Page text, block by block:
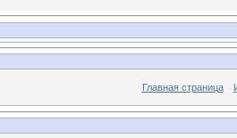
Главная страница